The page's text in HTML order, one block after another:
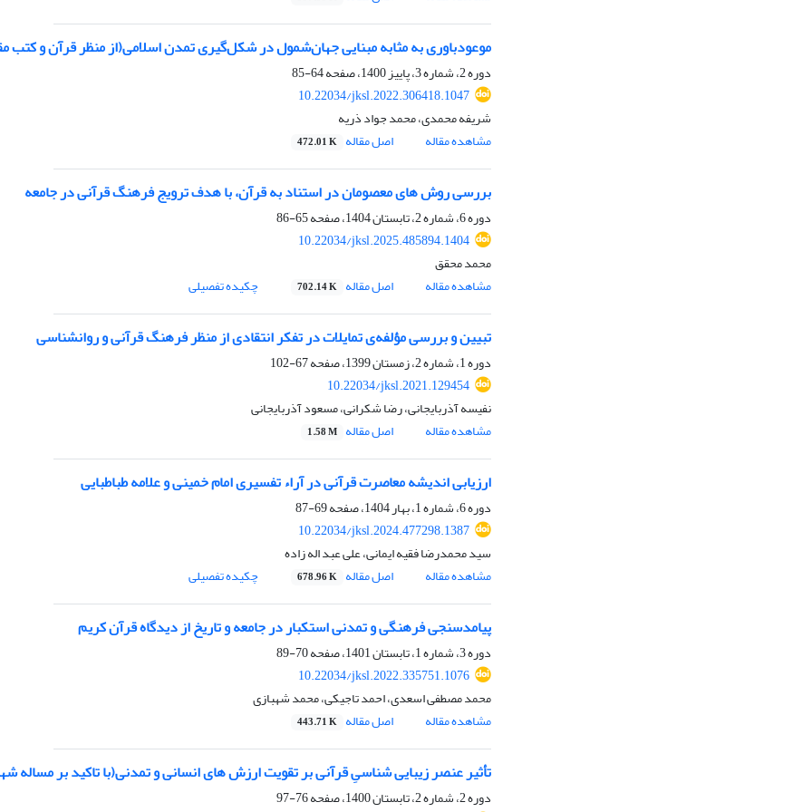
موعودباوری به مثابه مبنایی جهان‌شمول در شکل‌گیری تمدن اسلامی(از منظر قرآن و
دوره 2، شماره 3، پاییز 1400، صفحه
64-85
10.22034/jksl.2022.306418.1047
شریفه محمدی، محمد جواد ذریه
مشاهده مقاله
اصل مقاله 472.01 K
بررسی روش های معصومان در استناد به قرآن، با هدف ترویج فرهنگ قرآنی در جامعه
دوره 6، شماره 2، تابستان 1404، صفحه
65-86
10.22034/jksl.2025.485894.1404
محمد محقق
مشاهده مقاله
اصل مقاله 702.14 K چکیده تفصیلی
تبیین و بررسی مؤلفه‌ی تمایلات در تفکر انتقادی از منظر فرهنگ قرآنی و روانشناسی
دوره 1، شماره 2، زمستان 1399، صفحه
67-102
10.22034/jksl.2021.129454
نفیسه آذربایجانی، رضا شکرانی، مسعود آذربایجانی
مشاهده مقاله
اصل مقاله 1.58 M
ارزیابی اندیشه معاصرت قرآنی در آراء تفسیری امام خمینی و علامه طباطبایی
دوره 6، شماره 1، بهار 1404، صفحه
69-87
10.22034/jksl.2024.477298.1387
سید محمدرضا فقیه ایمانی، علی عبد اله زاده
مشاهده مقاله
اصل مقاله 678.96 K چکیده تفصیلی
پیامدسنجی فرهنگی و تمدنی استکبار در جامعه و تاریخ از دیدگاه قرآن کریم
دوره 3، شماره 1، تابستان 1401، صفحه
70-89
10.22034/jksl.2022.335751.1076
محمد مصطفی اسعدی، احمد تاجیکی، محمد شهبازی
مشاهده مقاله
اصل مقاله 443.71 K
تأثیر عنصر زیبایی شناسیِ قرآنی بر تقویت ارزش های انسانی و تمدنی(با تاکید بر مساله
دوره 2، شماره 2، تابستان 1400، صفحه
76-97